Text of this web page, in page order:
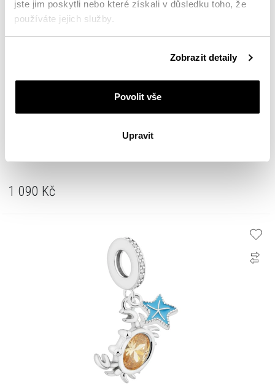
jste jim poskytli nebo které získali v důsledku toho, že
používáte jejich služby.
Zásadách ochrany osobních údajů
Zobrazit detaily
Povolit vše
Upravit
1 090 Kč